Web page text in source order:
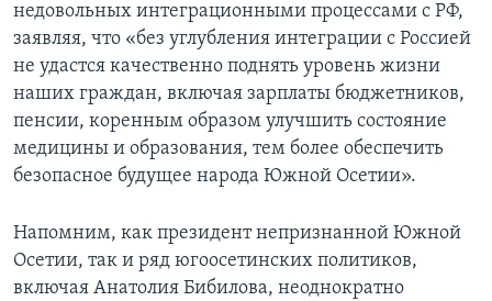
недовольных интеграционными процессами с РФ,
заявляя, что «без углубления интеграции с Россией
не удастся качественно поднять уровень жизни
наших граждан, включая зарплаты бюджетников,
пенсии, коренным образом улучшить состояние
медицины и образования, тем более обеспечить
безопасное будущее народа Южной Осетии».
Напомним, как президент непризнанной Южной
Осетии, так и ряд югоосетинских политиков,
включая Анатолия Бибилова, неоднократно